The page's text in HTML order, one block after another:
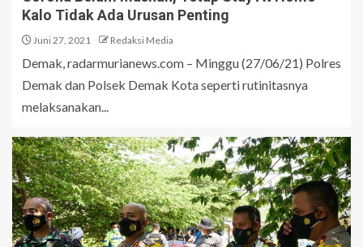
Kalo Tidak Ada Urusan Penting
Juni 27, 2021 Redaksi Media
Demak, radarmurianews.com – Minggu (27/06/21) Polres
Demak dan Polsek Demak Kota seperti rutinitasnya
melaksanakan...